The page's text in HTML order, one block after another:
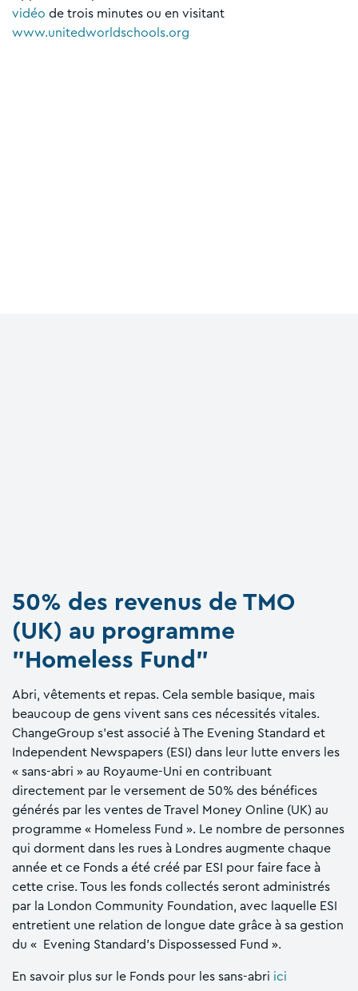
vidéo de trois minutes ou en visitant
www.unitedworldschools.org
50% des revenus de TMO
(UK) au programme
"Homeless Fund"
Abri, vêtements et repas. Cela semble basique, mais
beaucoup de gens vivent sans ces nécessités vitales.
ChangeGroup s'est associé à The Evening Standard et
Independent Newspapers (ESI) dans leur lutte envers les
« sans-abri » au Royaume-Uni en contribuant
directement par le versement de 50% des bénéfices
générés par les ventes de Travel Money Online (UK) au
programme « Homeless Fund ». Le nombre de personnes
qui dorment dans les rues à Londres augmente chaque
année et ce Fonds a été créé par ESI pour faire face à
cette crise. Tous les fonds collectés seront administrés
par la London Community Foundation, avec laquelle ESI
entretient une relation de longue date grâce à sa gestion
du « Evening Standard’s Dispossessed Fund ».
En savoir plus sur le Fonds pour les sans-abri ici